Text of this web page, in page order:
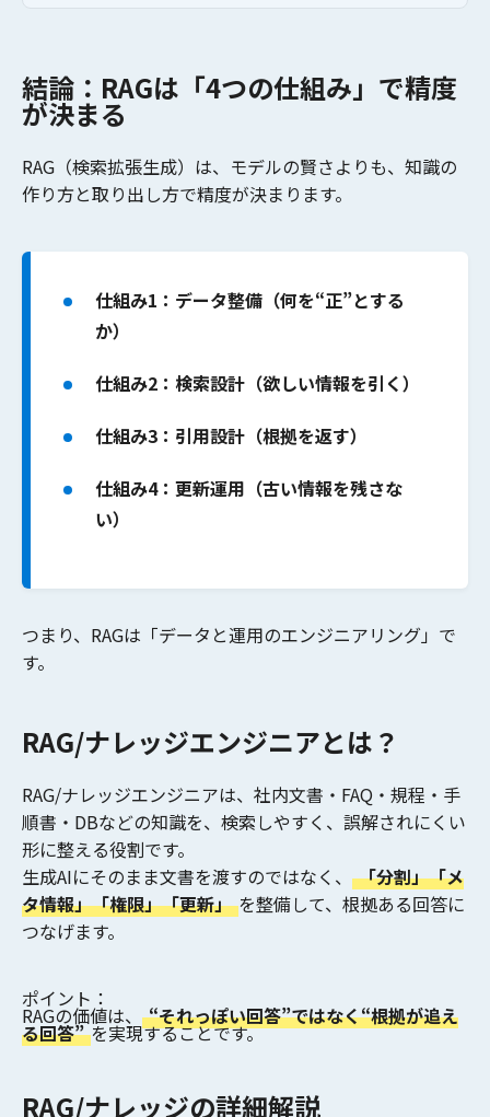
結論：RAGは「4つの仕組み」で精度
が決まる
RAG（検索拡張生成）は、モデルの賢さよりも、 知識の
作り方と取り出し方で精度が決まります。
仕組み1：データ整備（何を“正”とする
か）
仕組み2：検索設計（欲しい情報を引く）
仕組み3：引用設計（根拠を返す）
仕組み4：更新運用（古い情報を残さな
い）
つまり、RAGは 「データと運用のエンジニアリング」 で
す。
RAG/ナレッジエンジニアとは？
RAG/ナレッジエンジニアは、社内文書・FAQ・規程・手
順書・DBなどの知識を、 検索しやすく、誤解されにくい
形に整える役割です。
生成AIにそのまま文書を渡すのではなく、
「分割」「メ
タ情報」「権限」「更新」 を整備して、根拠ある回答に
つなげます。
ポイント：
RAGの価値は、 “それっぽい回答”ではなく“根拠が追え
る回答” を実現することです。
RAG/ナレッジの詳細解説